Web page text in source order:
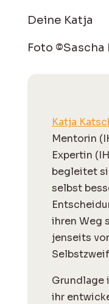
Deine Katja
Foto
Katja
Mentorin
Expertin
begleitet
selbst
ihren Weg
jenseits
Grundlage
ihr